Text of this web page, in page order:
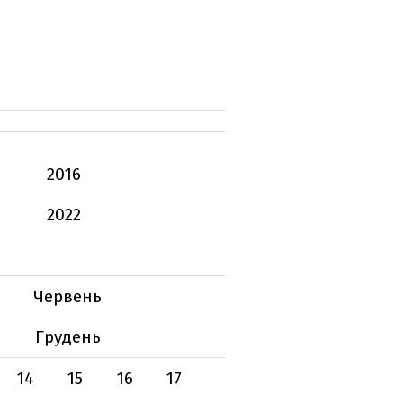
2016
2022
Червень
Грудень
14
15 16 17